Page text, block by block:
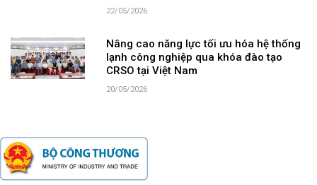
22/05/2026
Nâng cao năng lực tối ưu hóa hệ thống
lạnh công nghiệp qua khóa đào tạo
CRSO tại Việt Nam
20/05/2026